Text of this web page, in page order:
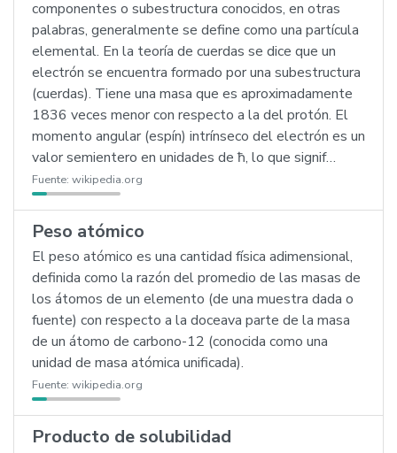
componentes o subestructura conocidos, en otras
palabras, generalmente se define como una partícula
elemental. En la teoría de cuerdas se dice que un
electrón se encuentra formado por una subestructura
(cuerdas). Tiene una masa que es aproximadamente
1836 veces menor con respecto a la del protón. El
momento angular (espín) intrínseco del electrón es un
valor semientero en unidades de ħ, lo que signif…
Fuente: wikipedia.org
Peso atómico
El peso atómico es una cantidad física adimensional,
definida como la razón del promedio de las masas de
los átomos de un elemento (de una muestra dada o
fuente) con respecto a la doceava parte de la masa
de un átomo de carbono-12 (conocida como una
unidad de masa atómica unificada).
Fuente: wikipedia.org
Producto de solubilidad